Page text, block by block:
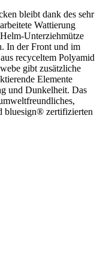
bleibt dank des sehr
Wattierung
Unterziehmütze
In der Front und im
recyceltem Polyamid
gibt zusätzliche
Elemente
und Dunkelheit. Das
bluesign® zertifizierten